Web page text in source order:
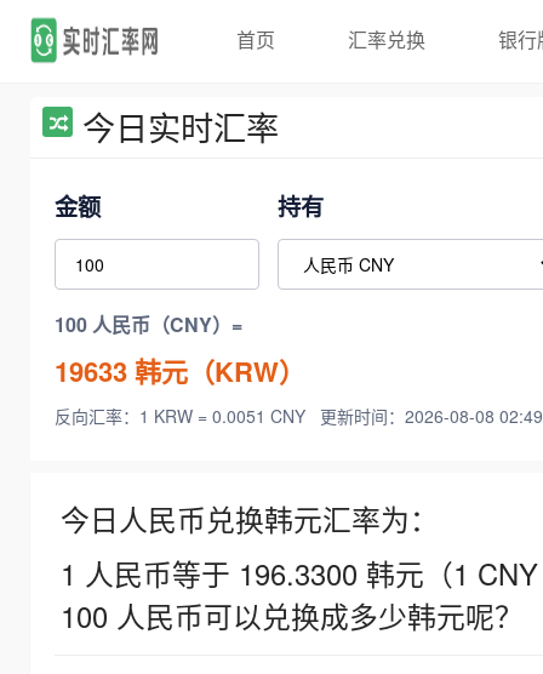
首页 汇率兑换 银行
今日实时汇率
金额 持有
100 人民币（CNY）=
19633韩元（KRW）
反向汇率：1 KRW = 0.0051 CNY 更新时间：2026-08-08
今日人民币兑换韩元汇率为：
1 人民币等于 196.3300 韩元（1
100 人民币可以兑换成多少韩元呢？